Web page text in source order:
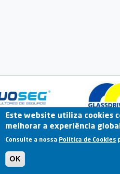
Previous
Fale Connosco Portal
Termos e Condições | Política de
Este website utiliza cookies
melhorar a experiência
Consulte a nossa Política de Cookies
OK